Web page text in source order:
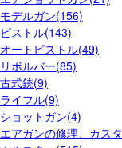
モデルガン(156)
ピストル(143)
オートピストル(49)
リボルバー(85)
古式銃(9)
ライフル(9)
ショットガン(4)
エアガンの修理、カス